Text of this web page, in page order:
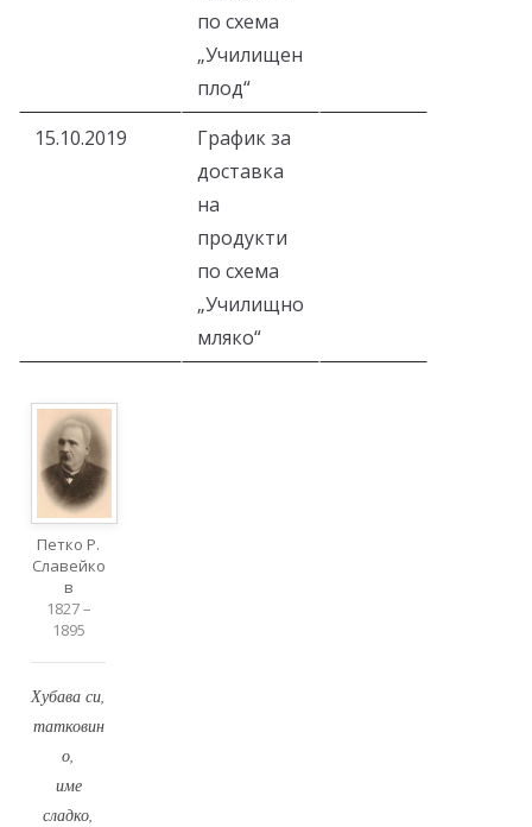
по схема
„Училищен
плод“
15.10.2019
График за
доставка
на
продукти
по схема
„Училищно
мляко“
Петко Р.
Славейко
в
1827 –
1895
Хубава си,
татковин
о,
име
сладко,